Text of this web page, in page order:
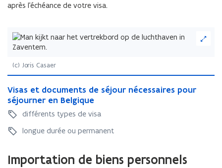
(c) Joris Casaer
(Cliquez
sur
l'image
pour
l'agrandir)
après l’échéance de votre visa.
i
s
a
e
o
Visas et documents de séjour nécessaires pour
séjourner en Belgique
V
i
s
a
s
d
différents types de visa
longue durée ou permanent
Importation de biens personnels